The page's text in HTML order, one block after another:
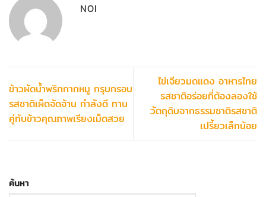
NOI
ข้าวผัดน้ำพริกกากหมู กรุบกรอบ
รสชาติเผ็ดจัดจ้าน กำลังดี ทาน
คู่กับข้าวคุณภาพเรียงเม็ดสวย
ไข่เจียวมดแดง อาหารไทย
รสชาติอร่อยที่ต้องลองใช้
วัตถุดิบจากธรรมชาติรสชาติ
เปรี้ยวเล็กน้อย
ค้นหา